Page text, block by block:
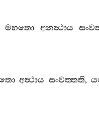
මහතො අනත්‍ථාය
අත්‍ථාය සංවත‍්තති,